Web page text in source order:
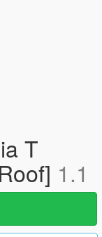
T
1.1